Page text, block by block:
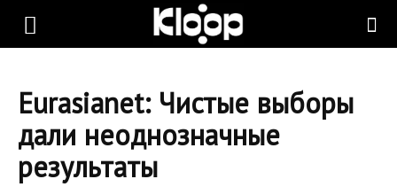
KLOOP.KG
Новости
Eurasianet: Чистые выборы
дали неоднозначные
результаты